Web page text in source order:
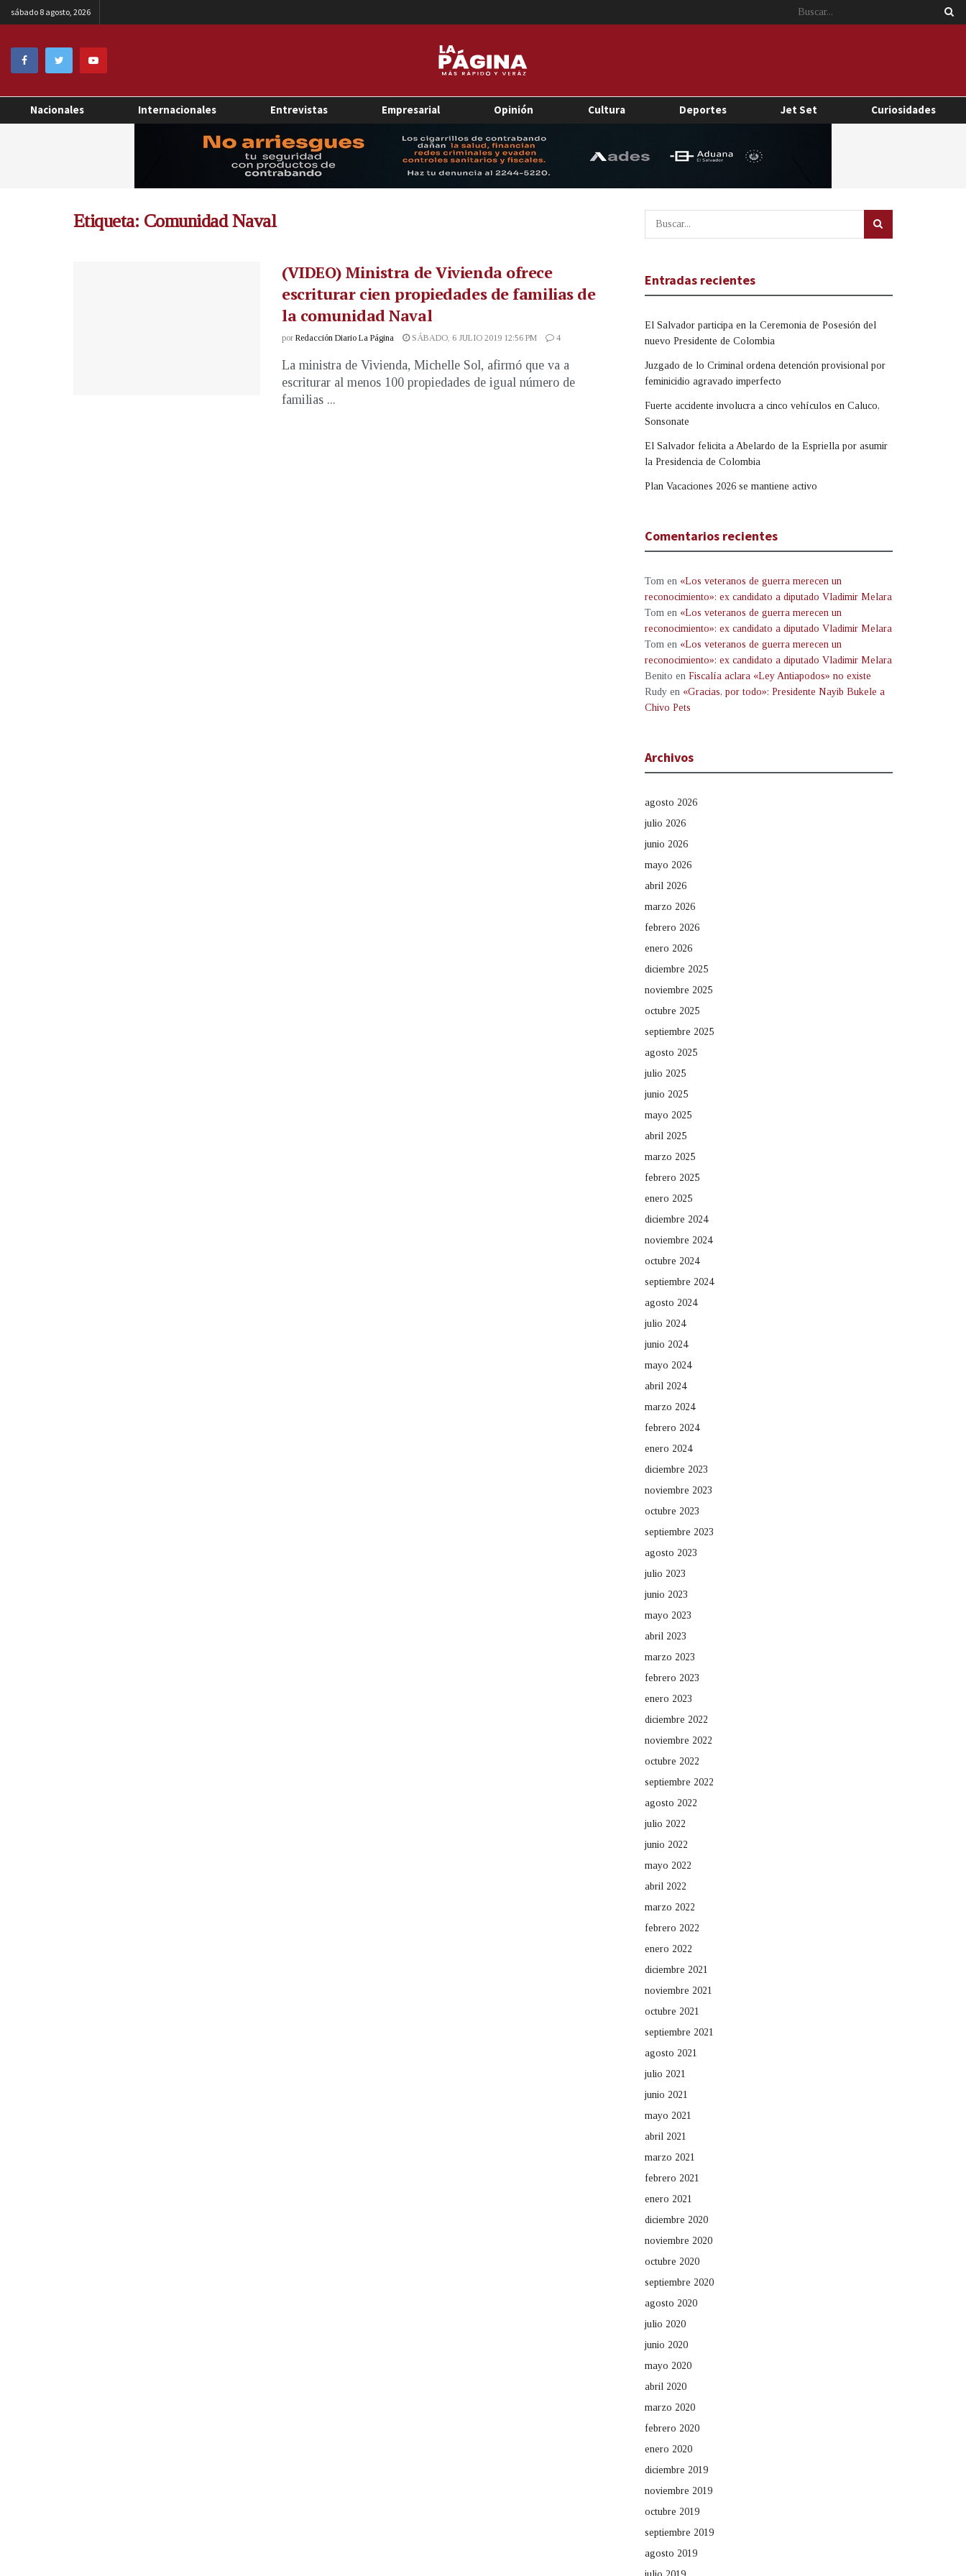
sábado 8 agosto, 2026
Nacionales Internacionales Entrevistas Empresarial Opinión Cultura Deportes Jet Set Curiosidades
Etiqueta: Comunidad Naval
(VIDEO) Ministra de Vivienda ofrece
escriturar cien propiedades de familias de
la comunidad Naval
por Redacción Diario La Página SÁBADO, 6 JULIO 2019 12:56 PM 4
La ministra de Vivienda, Michelle Sol, afirmó que va a
escriturar al menos 100 propiedades de igual número de
familias ...
Entradas recientes
El Salvador participa en la Ceremonia de Posesión del
nuevo Presidente de Colombia
Juzgado de lo Criminal ordena detención provisional por
feminicidio agravado imperfecto
Fuerte accidente involucra a cinco vehículos en Caluco,
Sonsonate
El Salvador felicita a Abelardo de la Espriella por asumir
la Presidencia de Colombia
Plan Vacaciones 2026 se mantiene activo
Comentarios recientes
Tom en «Los veteranos de guerra merecen un
reconocimiento»: ex candidato a diputado Vladimir Melara
Tom en «Los veteranos de guerra merecen un
reconocimiento»: ex candidato a diputado Vladimir Melara
Tom en «Los veteranos de guerra merecen un
reconocimiento»: ex candidato a diputado Vladimir Melara
Benito en Fiscalía aclara «Ley Antiapodos» no existe
Rudy en «Gracias, por todo»: Presidente Nayib Bukele a
Chivo Pets
Archivos
agosto 2026
julio 2026
junio 2026
mayo 2026
abril 2026
marzo 2026
febrero 2026
enero 2026
diciembre 2025
noviembre 2025
octubre 2025
septiembre 2025
agosto 2025
julio 2025
junio 2025
mayo 2025
abril 2025
marzo 2025
febrero 2025
enero 2025
diciembre 2024
noviembre 2024
octubre 2024
septiembre 2024
agosto 2024
julio 2024
junio 2024
mayo 2024
abril 2024
marzo 2024
febrero 2024
enero 2024
diciembre 2023
noviembre 2023
octubre 2023
septiembre 2023
agosto 2023
julio 2023
junio 2023
mayo 2023
abril 2023
marzo 2023
febrero 2023
enero 2023
diciembre 2022
noviembre 2022
octubre 2022
septiembre 2022
agosto 2022
julio 2022
junio 2022
mayo 2022
abril 2022
marzo 2022
febrero 2022
enero 2022
diciembre 2021
noviembre 2021
octubre 2021
septiembre 2021
agosto 2021
julio 2021
junio 2021
mayo 2021
abril 2021
marzo 2021
febrero 2021
enero 2021
diciembre 2020
noviembre 2020
octubre 2020
septiembre 2020
agosto 2020
julio 2020
junio 2020
mayo 2020
abril 2020
marzo 2020
febrero 2020
enero 2020
diciembre 2019
noviembre 2019
octubre 2019
septiembre 2019
agosto 2019